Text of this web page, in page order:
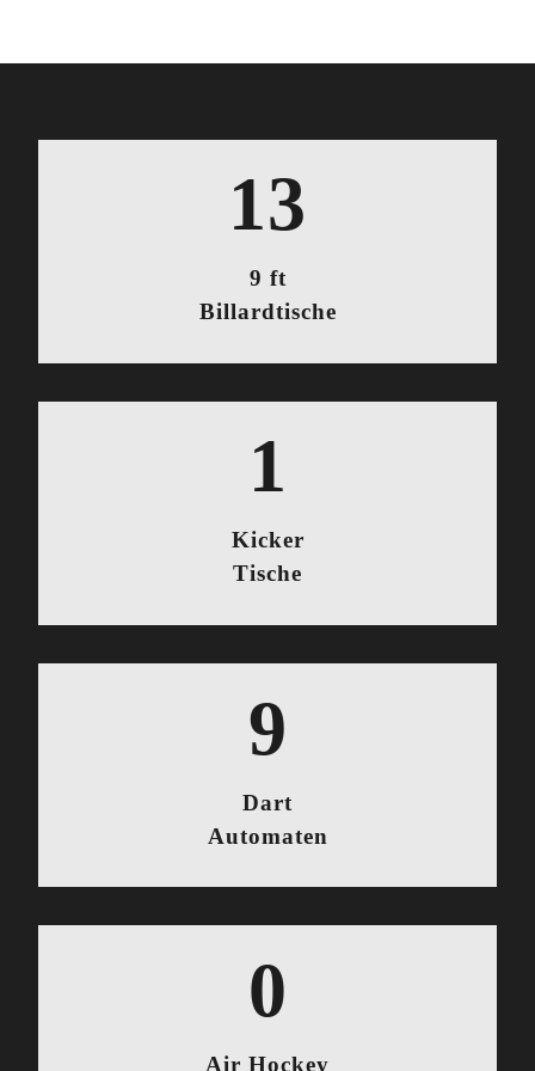
15
9 ft
Billardtische
1
Kicker
Tische
10
Dart
Automaten
0
Air Hockey